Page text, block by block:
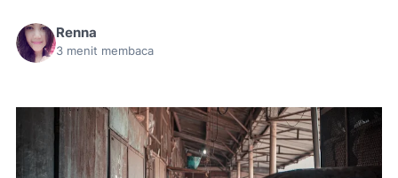
Renna
3 menit membaca